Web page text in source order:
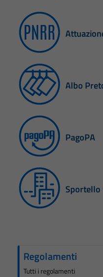
Albo
PagoPA
Sportello
Regolamenti
Tutti i regolamenti